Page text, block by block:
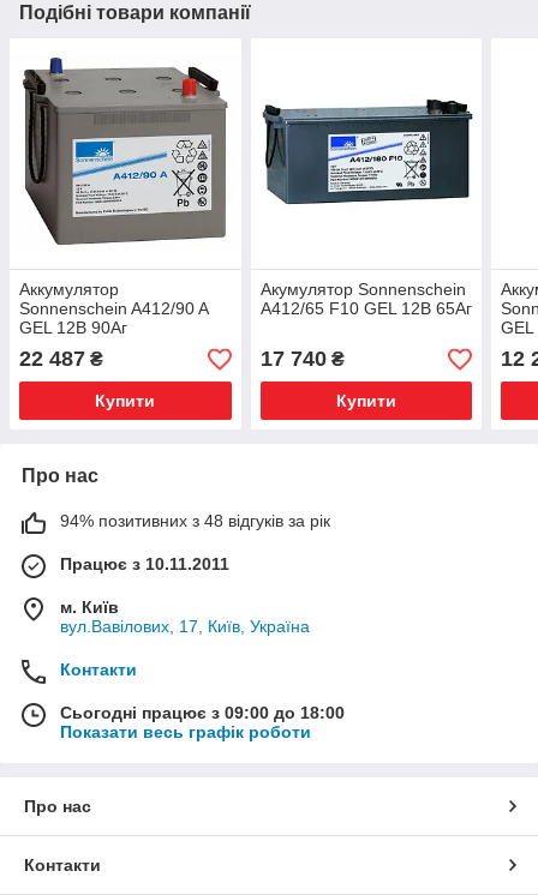
Подібні товари компанії
Аккумулятор
Sonnenschein A412/90 A
GEL 12В 90Аг
22 487 ₴
Купити
Акумулятор Sonnenschein
A412/65 F10 GEL 12В 65Аг
17 740₴
Купити
12
Про нас
94% позитивних з 48 відгуків за рік
Працює з 10.11.2011
м. Київ
вул.Вавілових, 17, Київ, Україна
Контакти
Сьогодні працює з 09:00 до 18:00
Показати весь графік роботи
Про нас
Контакти